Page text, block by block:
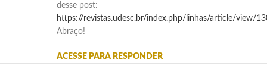
desse post:
https://revistas.udesc.br/index.php/linhas/article/view/
Abraço!
ACESSE PARA RESPONDER